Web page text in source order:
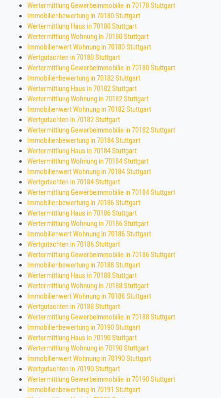
Wertermittlung Gewerbeimmobilie in 70178 Stuttgart
Immobilienbewertung in 70180 Stuttgart
Wertermittlung Haus in 70180 Stuttgart
Wertermittlung Wohnung in 70180 Stuttgart
Immobilienwert Wohnung in 70180 Stuttgart
Wertgutachten in 70180 Stuttgart
Wertermittlung Gewerbeimmobilie in 70180 Stuttgart
Immobilienbewertung in 70182 Stuttgart
Wertermittlung Haus in 70182 Stuttgart
Wertermittlung Wohnung in 70182 Stuttgart
Immobilienwert Wohnung in 70182 Stuttgart
Wertgutachten in 70182 Stuttgart
Wertermittlung Gewerbeimmobilie in 70182 Stuttgart
Immobilienbewertung in 70184 Stuttgart
Wertermittlung Haus in 70184 Stuttgart
Wertermittlung Wohnung in 70184 Stuttgart
Immobilienwert Wohnung in 70184 Stuttgart
Wertgutachten in 70184 Stuttgart
Wertermittlung Gewerbeimmobilie in 70184 Stuttgart
Immobilienbewertung in 70186 Stuttgart
Wertermittlung Haus in 70186 Stuttgart
Wertermittlung Wohnung in 70186 Stuttgart
Immobilienwert Wohnung in 70186 Stuttgart
Wertgutachten in 70186 Stuttgart
Wertermittlung Gewerbeimmobilie in 70186 Stuttgart
Immobilienbewertung in 70188 Stuttgart
Wertermittlung Haus in 70188 Stuttgart
Wertermittlung Wohnung in 70188 Stuttgart
Immobilienwert Wohnung in 70188 Stuttgart
Wertgutachten in 70188 Stuttgart
Wertermittlung Gewerbeimmobilie in 70188 Stuttgart
Immobilienbewertung in 70190 Stuttgart
Wertermittlung Haus in 70190 Stuttgart
Wertermittlung Wohnung in 70190 Stuttgart
Immobilienwert Wohnung in 70190 Stuttgart
Wertgutachten in 70190 Stuttgart
Wertermittlung Gewerbeimmobilie in 70190 Stuttgart
Immobilienbewertung in 70191 Stuttgart